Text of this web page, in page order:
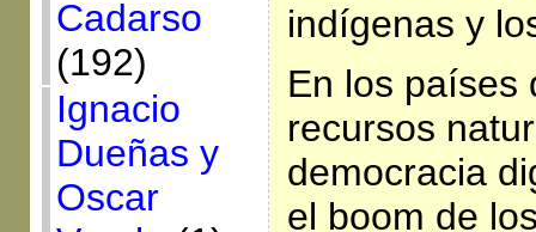
Cadarso
(192)
Ignacio
Dueñas y
Oscar
indígenas y
En los países
recursos
democracia
el boom de